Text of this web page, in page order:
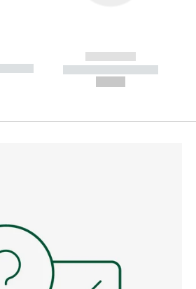
------------
----------- -----------